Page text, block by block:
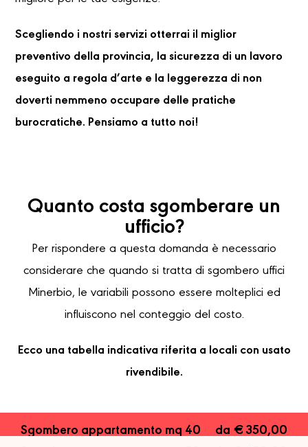
Scegliendo i nostri servizi otterrai il miglior
preventivo della provincia, la sicurezza di un lavoro
eseguito a regola d’arte e la leggerezza di non
doverti nemmeno occupare delle pratiche
burocratiche. Pensiamo a tutto noi!
Quanto costa sgomberare un
ufficio?
Per rispondere a questa domanda è necessario
considerare che quando si tratta di sgombero uffici
Minerbio, le variabili possono essere molteplici ed
influiscono nel conteggio del costo.
Ecco una tabella indicativa riferita a locali con usato
rivendibile.
Sgombero appartamento mq 40
da € 350,00